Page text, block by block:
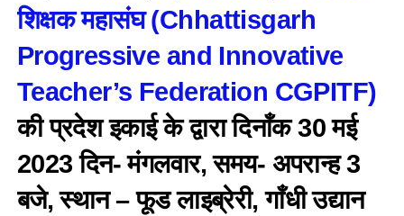
शिक्षक महासंघ (Chhattisgarh
Progressive and Innovative
Teacher’s Federation CGPITF)
की प्रदेश इकाई के द्वारा दिनाँक 30 मई
2023 दिन- मंगलवार, समय- अपरान्ह 3
बजे, स्थान – फूड लाइब्रेरी, गाँधी उद्यान